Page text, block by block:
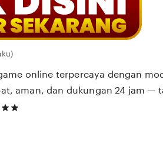
game online terpercaya dengan
aman, dan dukungan 24 jam —